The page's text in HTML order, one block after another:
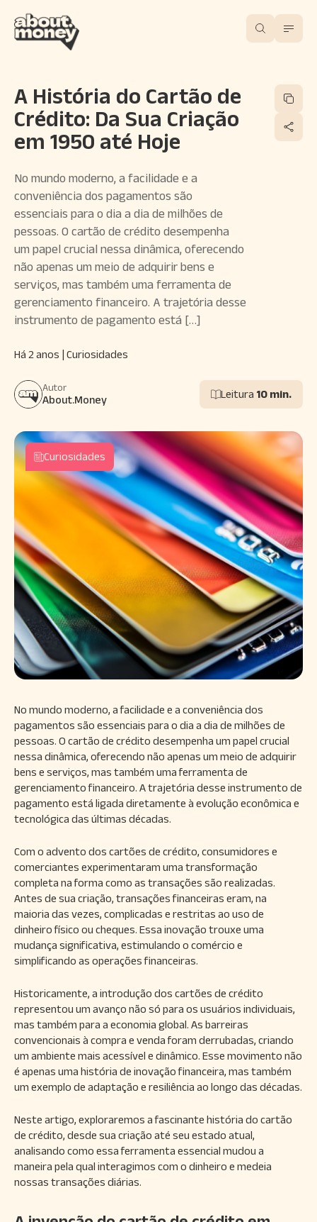
A História do Cartão de
Crédito: Da Sua Criação
em 1950 até Hoje
No mundo moderno, a facilidade e a
conveniência dos pagamentos são
essenciais para o dia a dia de milhões de
pessoas. O cartão de crédito desempenha
um papel crucial nessa dinâmica, oferecendo
não apenas um meio de adquirir bens e
serviços, mas também uma ferramenta de
gerenciamento financeiro. A trajetória desse
instrumento de pagamento está […]
Há 2 anos | Curiosidades
Autor
About.Money Leitura 10 min.
Curiosidades
No mundo moderno, a facilidade e a conveniência dos
pagamentos são essenciais para o dia a dia de milhões de
pessoas. O cartão de crédito desempenha um papel crucial
nessa dinâmica, oferecendo não apenas um meio de adquirir
bens e serviços, mas também uma ferramenta de
gerenciamento financeiro. A trajetória desse instrumento de
pagamento está ligada diretamente à evolução econômica e
tecnológica das últimas décadas.
Com o advento dos cartões de crédito, consumidores e
comerciantes experimentaram uma transformação
completa na forma como as transações são realizadas.
Antes de sua criação, transações financeiras eram, na
maioria das vezes, complicadas e restritas ao uso de
dinheiro físico ou cheques. Essa inovação trouxe uma
mudança significativa, estimulando o comércio e
simplificando as operações financeiras.
Historicamente, a introdução dos cartões de crédito
representou um avanço não só para os usuários individuais,
mas também para a economia global. As barreiras
convencionais à compra e venda foram derrubadas, criando
um ambiente mais acessível e dinâmico. Esse movimento não
é apenas uma história de inovação financeira, mas também
um exemplo de adaptação e resiliência ao longo das décadas.
Neste artigo, exploraremos a fascinante história do cartão
de crédito, desde sua criação até seu estado atual,
analisando como essa ferramenta essencial mudou a
maneira pela qual interagimos com o dinheiro e medeia
nossas transações diárias.